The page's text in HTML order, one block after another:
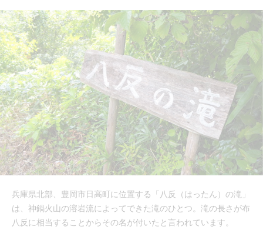
兵庫県北部、豊岡市日高町に位置する「八反（はったん）の滝」
は、神鍋火山の溶岩流によってできた滝のひとつ。滝の長さが布
八反に相当することからその名が付いたと言われています。